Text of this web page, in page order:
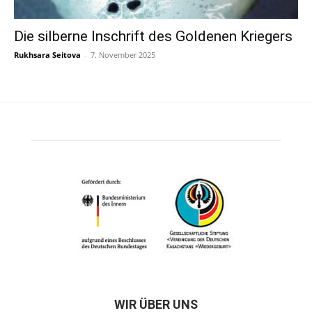
Die silberne Inschrift des Goldenen Kriegers
Rukhsara Seitova - 7. November 2025
WIR ÜBER UNS